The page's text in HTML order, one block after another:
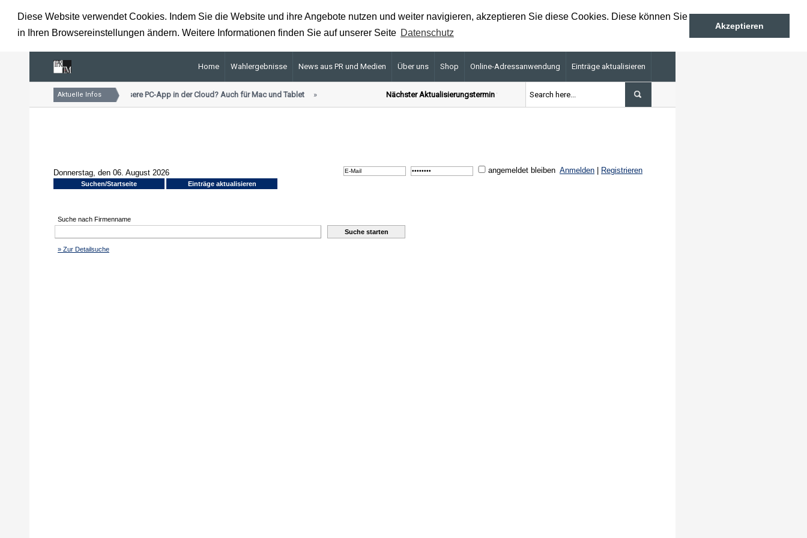
Diese Website verwendet Cookies. Indem Sie die Website und ihre Angebote nutzen und weiter navigieren, akzeptieren Sie diese Cookies. Diese können Sie
in Ihren Browsereinstellungen ändern. Weitere Informationen finden Sie auf unserer Seite Datenschutz
Akzeptieren
Home Wahlergebnisse News aus PR und Medien Über uns Shop Online-Adressanwendung Einträge aktualisieren
Aktuelle Infos
Kennen Sie schon unsere PC-App in der Cloud? Auch für Mac und Tablet Nächster Aktualisierungstermin für Premiumkunden: 15. Oktober 2026